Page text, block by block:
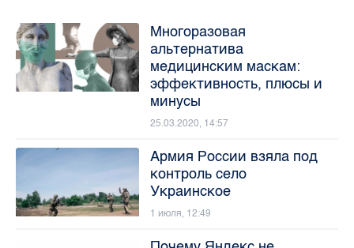
Многоразовая
альтернатива
медицинским маскам:
эффективность, плюсы и
минусы
25.03.2020, 14:57
Армия России взяла под
контроль село
Украинское
1 июля, 12:49